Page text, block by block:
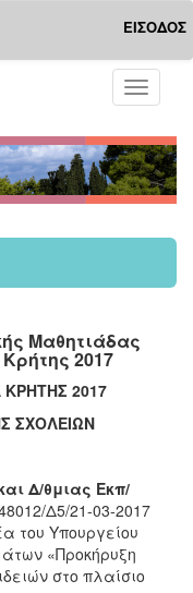
ΕΙΣΟΔΟΣ
Toggle
Μαθητιάδας
2017
2017
ΣΧΟΛΕΙΩΝ
Δ/θμιας Εκπ/
Δ5/21-03-2017
του Υπουργείου
«Προκήρυξη
στο πλαίσιο